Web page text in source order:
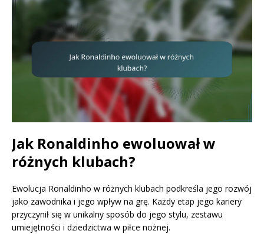
Jak Ronaldinho ewoluował w
różnych klubach?
Ewolucja Ronaldinho w różnych klubach podkreśla jego rozwój
jako zawodnika i jego wpływ na grę. Każdy etap jego kariery
przyczynił się w unikalny sposób do jego stylu, zestawu
umiejętności i dziedzictwa w piłce nożnej.